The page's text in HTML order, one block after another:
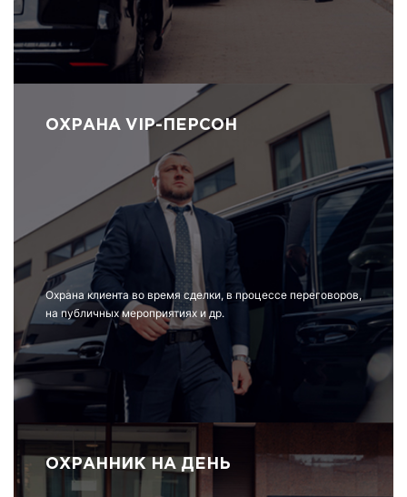
ОХРАНА VIP-ПЕРСОН
Охрана клиента во время сделки, в процессе переговоров,
на публичных мероприятиях и др.
ОХРАННИК НА ДЕНЬ